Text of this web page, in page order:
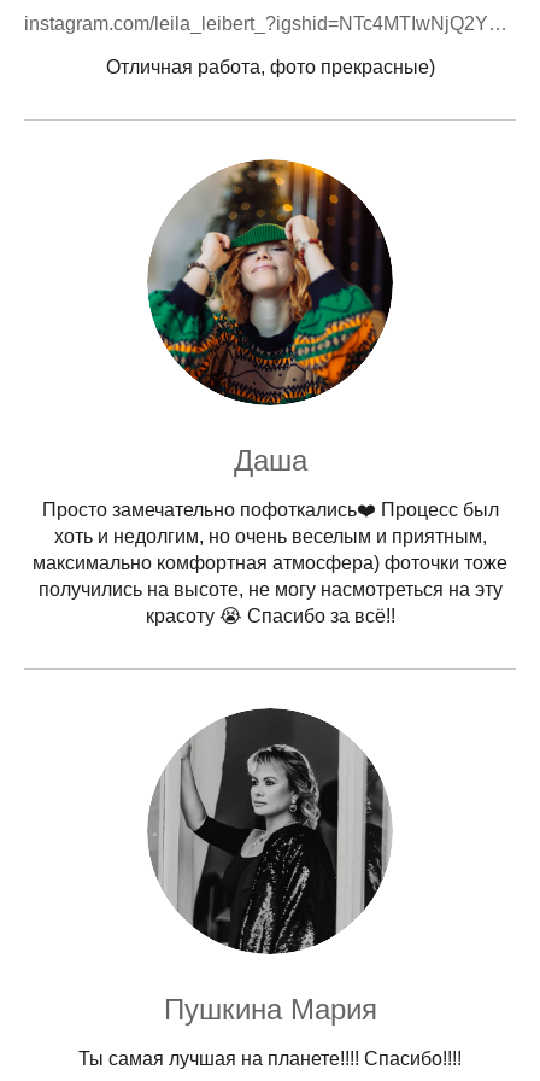
instagram.com/leila_leibert_?igshid=NTc4MTIwNjQ2YQ==
Отличная работа, фото прекрасные)
Даша
Просто замечательно пофоткались❤️ Процесс был
хоть и недолгим, но очень веселым и приятным,
максимально комфортная атмосфера) фоточки тоже
получились на высоте, не могу насмотреться на эту
красоту 😭 Спасибо за всё!!
Пушкина Мария
Ты самая лучшая на планете!!!! Спасибо!!!!